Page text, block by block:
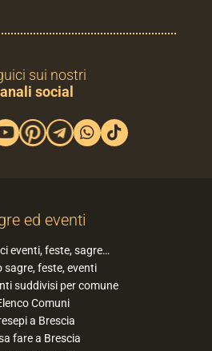
sui nostri
social
ed eventi
eventi, feste, sagre…
sagre, feste, eventi
suddivisi per comune
Comuni
a Brescia
fare a Brescia